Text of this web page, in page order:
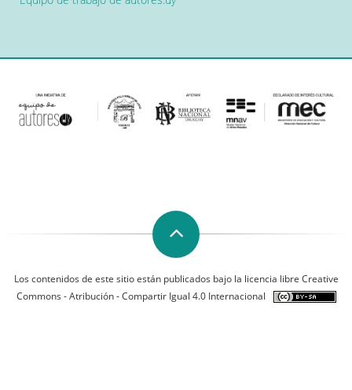
Los contenidos de este sitio están publicados bajo la licencia libre Creative
Commons - Atribución - Compartir Igual 4.0 Internacional